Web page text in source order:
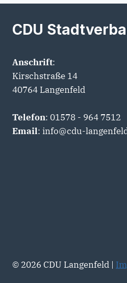
CDU
Anschrift:
Kirschstraße 14
40764 Langenfeld
Telefon: 01578 - 964 7512
Email: info@cdu-
© 2026 CDU Langenfeld |